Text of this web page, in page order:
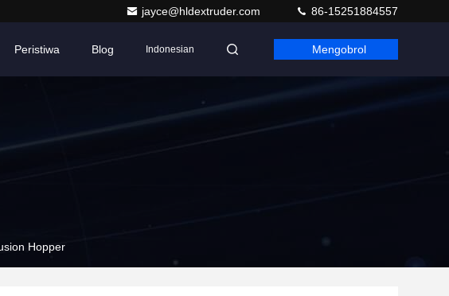
jayce@hldextruder.com 86-15251884557
Peristiwa Blog Indonesian Mengobrol
Hopper